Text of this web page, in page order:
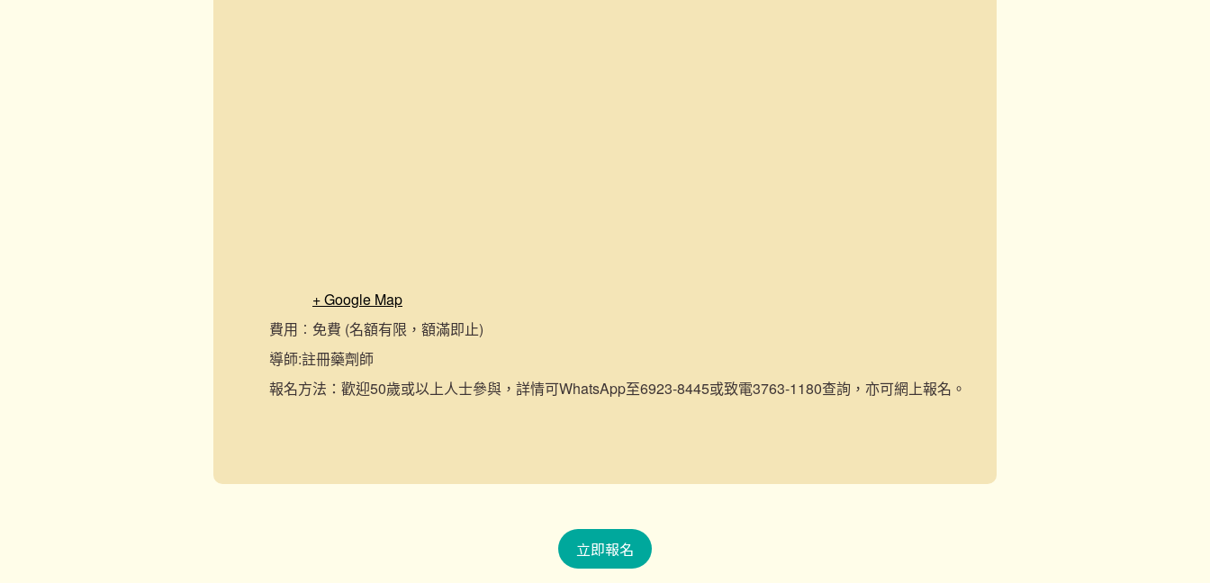
+ Google Map
費用︰ 免費 (名額有限，額滿即止)
導師:註冊藥劑師
報名方法： 歡迎50歲或以上人士參與，詳情可WhatsApp至6923-8445或致電3763-1180查詢，亦可網上報名。
立即報名